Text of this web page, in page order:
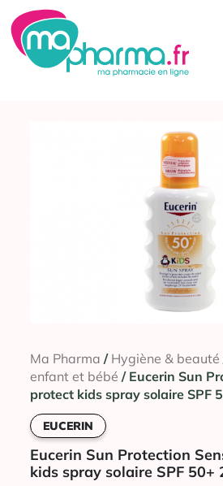
Ma Pharma / Hygiène & beauté
enfant et bébé / Eucerin Sun
protect kids spray solaire SPF
EUCERIN
Eucerin Sun Protection
kids spray solaire SPF 50+